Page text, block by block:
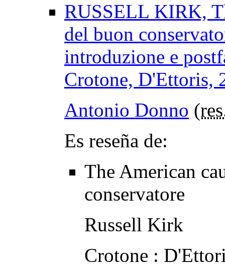
RUSSELL KIRK,
del buon
introduzione e
Crotone, D'Ettoris,
Antonio Donno (
Es reseña de:
The American
conservatore
Russell Kirk
Crotone :